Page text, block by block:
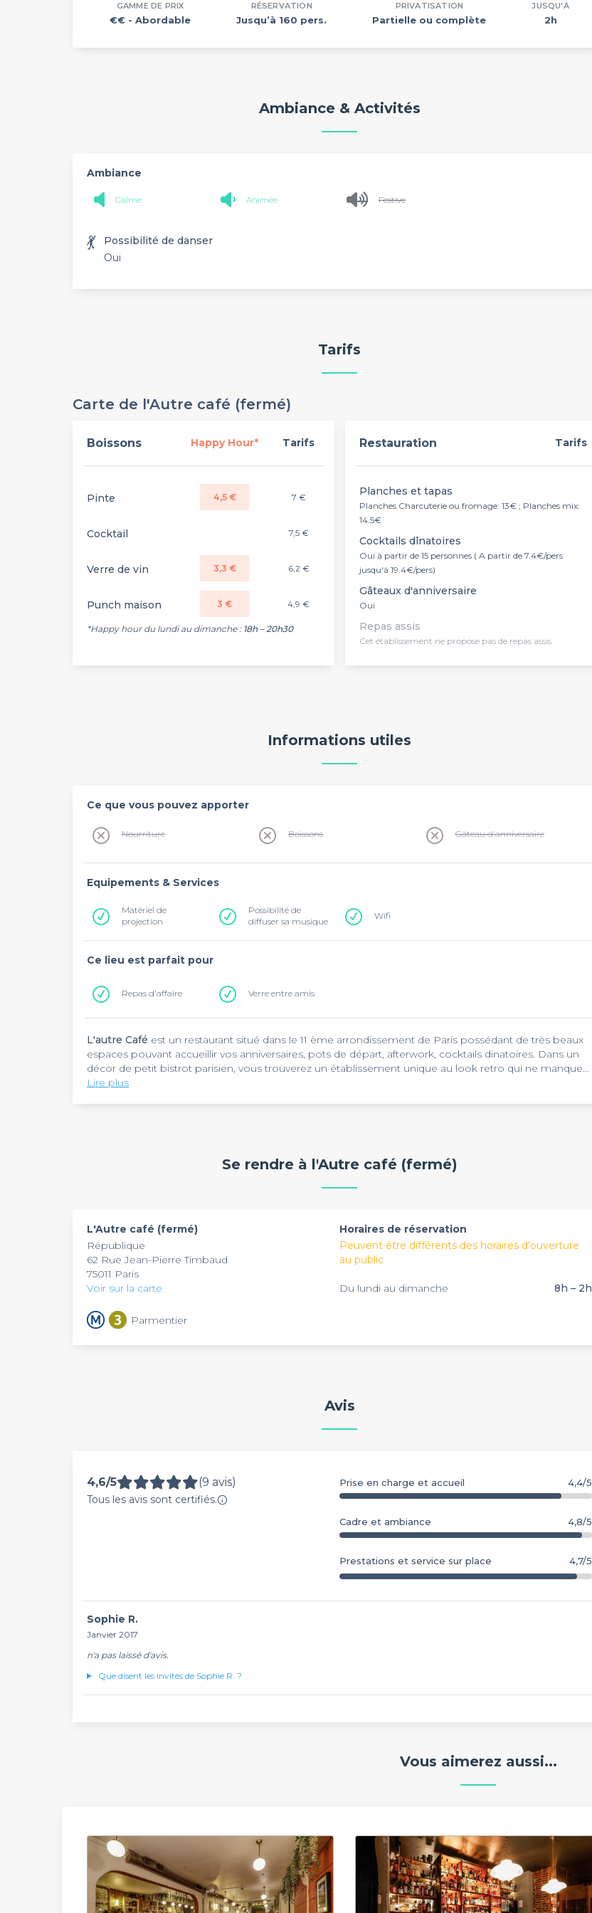
GAMME DE PRIX
€€ - Abordable
RÉSERVATION
Jusqu’à 160 pers.
PRIVATISATION
Partielle ou complète
JUSQU'À
2h
Ambiance & Activités
Ambiance
Calme Animée Festive
💃
Possibilité de danser
Oui
Tarifs
Carte de l'Autre café (fermé)
Boissons Happy Hour* Tarifs
Pinte 4,5 € 7 €
Cocktail 7,5 €
Verre de vin 3,3 € 6,2 €
Punch maison 3 € 4,9 €
*Happy hour du lundi au dimanche : 18h – 20h30
Restauration Tarifs
Planches et tapas
Planches Charcuterie ou fromage: 13€ ; Planches mix:
14.5€
Cocktails dînatoires
Oui à partir de 15 personnes ( A partir de 7.4€/pers
jusqu'à 19.4€/pers)
Gâteaux d'anniversaire
Oui
Repas assis
Cet établissement ne propose pas de repas assis
Informations utiles
Ce que vous pouvez apporter
Nourriture Boissons Gâteau d'anniversaire
Equipements & Services
Matériel de
projection
Possibilité de
diffuser sa musique
Wifi
Ce lieu est parfait pour
Repas d'affaire Verre entre amis
L'autre Café est un restaurant situé dans le 11 ème arrondissement de Paris possédant de très beaux
espaces pouvant accueillir vos anniversaires, pots de départ, afterwork, cocktails dinatoires. Dans un
décor de petit bistrot parisien, vous trouverez un établissement unique au look retro qui ne manque
pas de charme. Situé près de la Place de la République, c'est un lieu idéal pour partager un bon repas
Lire plus
Se rendre à l'Autre café (fermé)
L'Autre café (fermé)
République
62 Rue Jean-Pierre Timbaud
75011 Paris
Voir sur la carte
Parmentier
Horaires de réservation
Peuvent être différents des horaires d'ouverture
au public
Du lundi au dimanche 8h – 2h
Avis
4,6/5 (9 avis)
Tous les avis sont certifiés.
Prise en charge et accueil 4,4/5
Cadre et ambiance 4,8/5
Prestations et service sur place 4,7/5
Sophie R.
Janvier 2017
n'a pas laissé d'avis.
Que disent les invités de Sophie R. ?
Vous aimerez aussi...